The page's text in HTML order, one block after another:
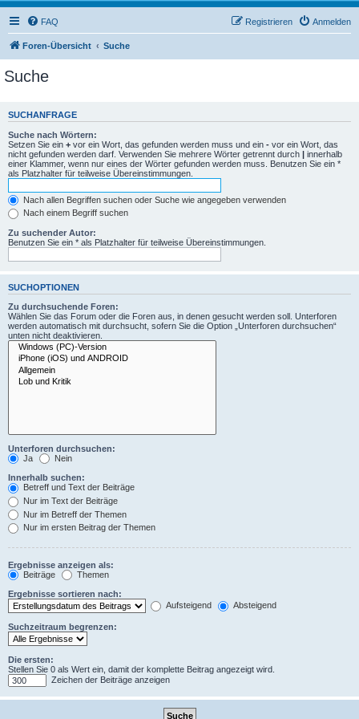
FAQ Anmelden
Registrieren
Foren-Übersicht Suche
Suche
SUCHANFRAGE
Suche nach Wörtern:
Setzen Sie ein + vor ein Wort, das gefunden werden muss und ein - vor ein Wort, das
nicht gefunden werden darf. Verwenden Sie mehrere Wörter getrennt durch | innerhalb
einer Klammer, wenn nur eines der Wörter gefunden werden muss. Benutzen Sie ein *
als Platzhalter für teilweise Übereinstimmungen.
Nach allen Begriffen suchen oder Suche wie angegeben verwenden
Nach einem Begriff suchen
Zu suchender Autor:
Benutzen Sie ein * als Platzhalter für teilweise Übereinstimmungen.
SUCHOPTIONEN
Zu durchsuchende Foren:
Wählen Sie das Forum oder die Foren aus, in denen gesucht werden soll. Unterforen
werden automatisch mit durchsucht, sofern Sie die Option „Unterforen durchsuchen“
unten nicht deaktivieren.
Unterforen durchsuchen:
Ja
Nein
Innerhalb suchen:
Betreff und Text der Beiträge
Nur im Text der Beiträge
Nur im Betreff der Themen
Nur im ersten Beitrag der Themen
Ergebnisse anzeigen als:
Beiträge
Themen
Ergebnisse sortieren nach:
Aufsteigend
Absteigend
Suchzeitraum begrenzen:
Die ersten:
Stellen Sie 0 als Wert ein, damit der komplette Beitrag angezeigt wird.
Zeichen der Beiträge anzeigen